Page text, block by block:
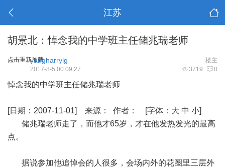
江苏
胡景北：悼念我的中学班主任储兆瑞老师
点击重新加载 楼主
yangharrylg
3719 0
2017-8-5 00:09:27
悼念我的中学班主任储兆瑞老师
[日期：2007-11-01] 来源： 作者： [字体：大 中 小]
储兆瑞老师走了，而他才65岁，才在他发热发光的最高
点。
据说参加他追悼会的人很多，会场内外的花圈里三层外